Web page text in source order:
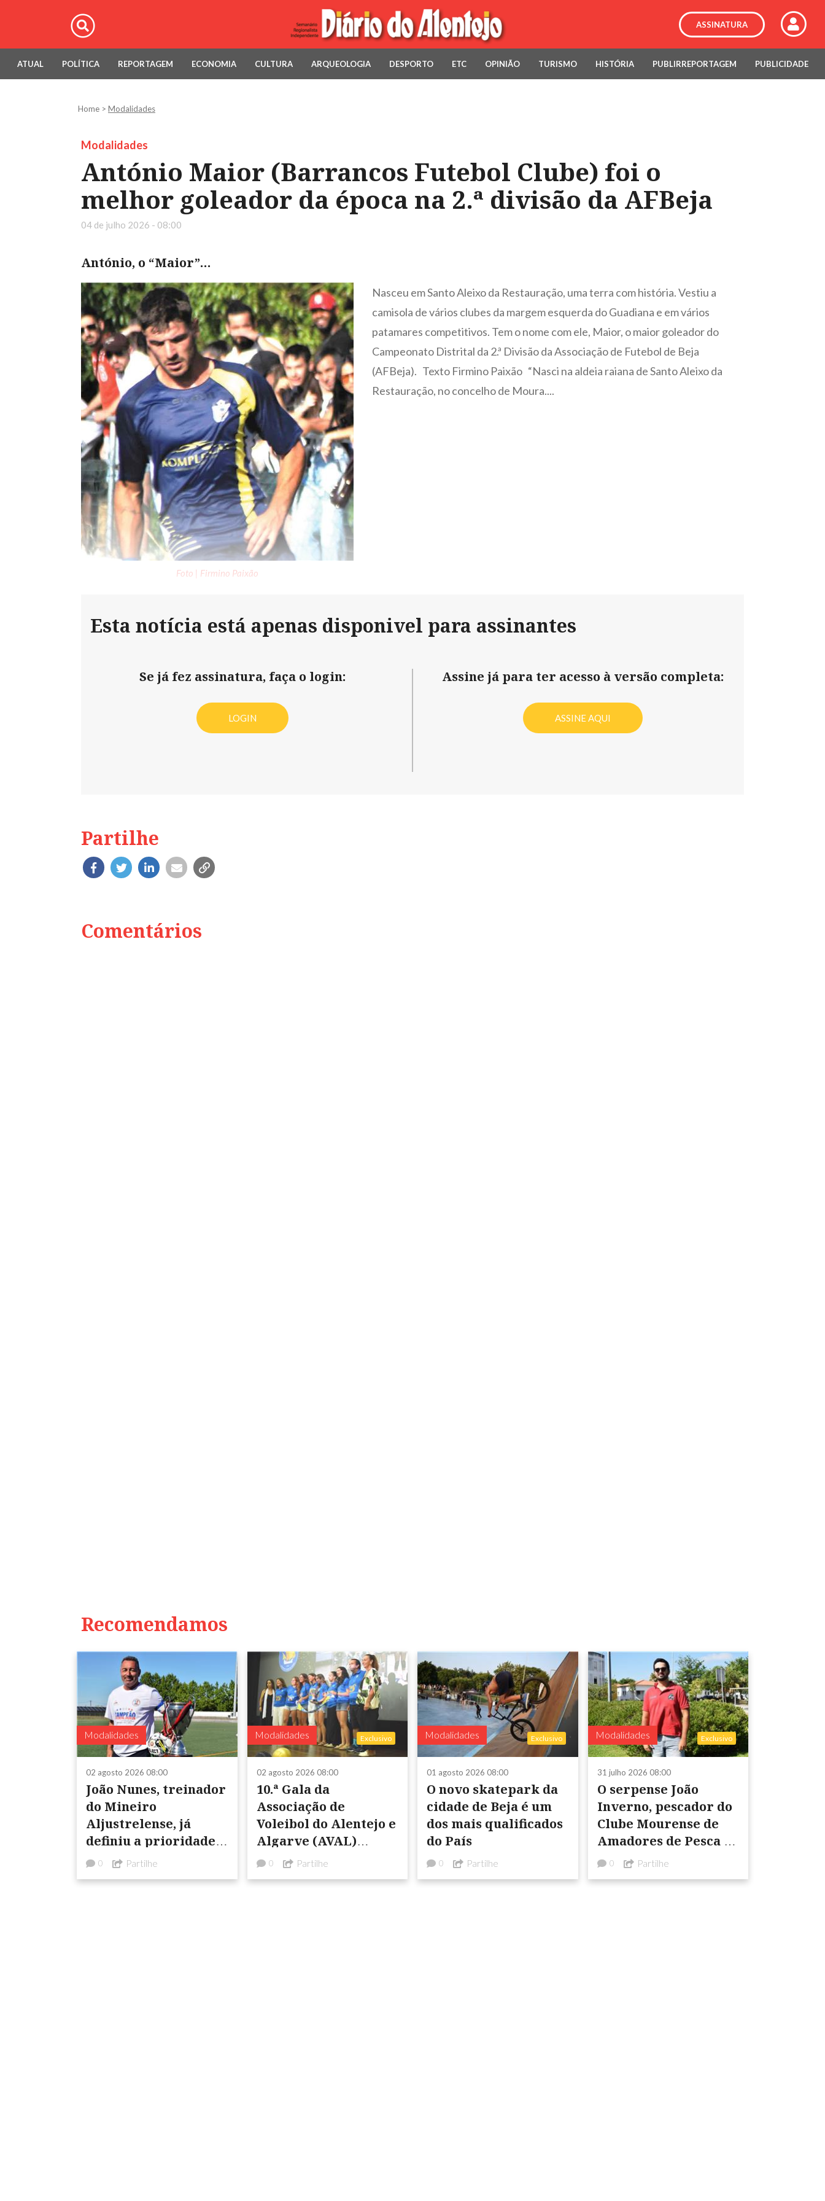
ASSINATURA
ATUAL POLÍTICA REPORTAGEM ECONOMIA CULTURA ARQUEOLOGIA DESPORTO ETC OPINIÃO TURISMO HISTÓRIA PUBLIRREPORTAGEM PUBLICIDADE
Home > Modalidades
Modalidades
António Maior (Barrancos Futebol Clube) foi o
melhor goleador da época na 2.ª divisão da AFBeja
04 de julho 2026 - 08:00
António, o “Maior”…
Foto | Firmino Paixão
Nasceu em Santo Aleixo da Restauração, uma terra com história. Vestiu a
camisola de vários clubes da margem esquerda do Guadiana e em vários
patamares competitivos. Tem o nome com ele, Maior, o maior goleador do
Campeonato Distrital da 2.ª Divisão da Associação de Futebol de Beja
(AFBeja). Texto Firmino Paixão “Nasci na aldeia raiana de Santo Aleixo da
Restauração, no concelho de Moura....
Esta notícia está apenas disponivel para assinantes
Se já fez assinatura, faça o login:
LOGIN
Assine já para ter acesso à versão completa:
ASSINE AQUI
Partilhe
Comentários
Recomendamos
Modalidades
02 agosto 2026 08:00
João Nunes, treinador
do Mineiro
Aljustrelense, já
definiu a prioridade
da época para o
emblema tricolor
0 Partilhe
Modalidades Exclusivo
02 agosto 2026 08:00
10.ª Gala da
Associação de
Voleibol do Alentejo e
Algarve (AVAL)
manteve a tradição
0 Partilhe
Modalidades Exclusivo
01 agosto 2026 08:00
O novo skatepark da
cidade de Beja é um
dos mais qualificados
do País
0 Partilhe
Modalidades Exclusivo
31 julho 2026 08:00
O serpense João
Inverno, pescador do
Clube Mourense de
Amadores de Pesca e
Caça Desportiva, está
a caminho do mundial
0 Partilhe